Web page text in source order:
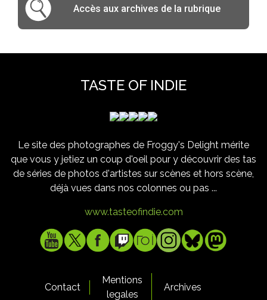
Accès aux archives de la rubrique
TASTE OF INDIE
Le site des photographes de Froggy's Delight mérite
que vous y jetiez un coup d'oeil pour y découvrir des tas
de séries de photos d'artistes sur scènes et hors scène,
déjà vues dans nos colonnes ou pas ...
www.tasteofindie.com
Contact
Mentions
legales
Archives